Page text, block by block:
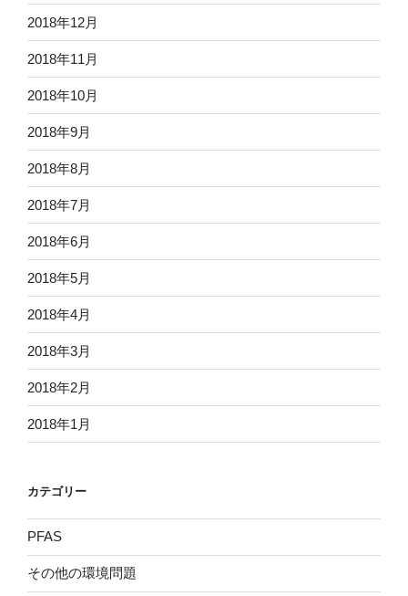
2018年12月
2018年11月
2018年10月
2018年9月
2018年8月
2018年7月
2018年6月
2018年5月
2018年4月
2018年3月
2018年2月
2018年1月
カテゴリー
PFAS
その他の環境問題